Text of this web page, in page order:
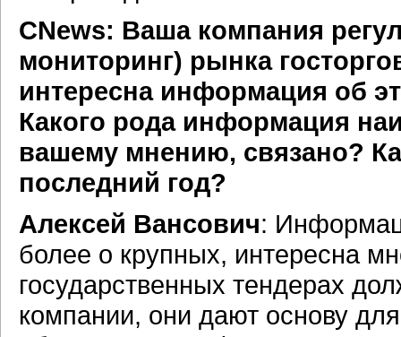
CNews: Ваша компания
мониторинг) рынка
интересна информация об
Какого рода информация
вашему мнению, связано?
последний год?
Алексей Вансович:
более о крупных, интересна
государственных тендерах
компании, они дают основу